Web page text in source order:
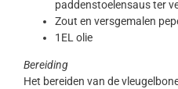
paddenstoelensaus ter
Zout en versgemalen
1EL olie
Bereiding
Het bereiden van de